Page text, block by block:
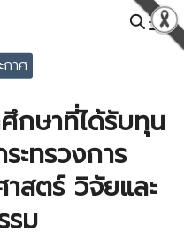
าศ
กษาที่ได้รับทุน
ะทรวงการ
สตร์ วิจัยและ
รม